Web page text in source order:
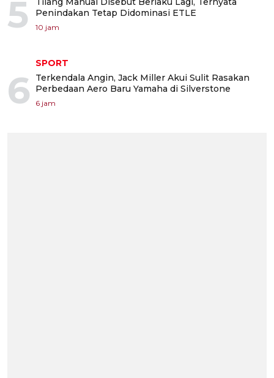
5
Penindakan Tetap Didominasi ETLE
10 jam
6
SPORT
Terkendala Angin, Jack Miller Akui Sulit Rasakan
Perbedaan Aero Baru Yamaha di Silverstone
6 jam